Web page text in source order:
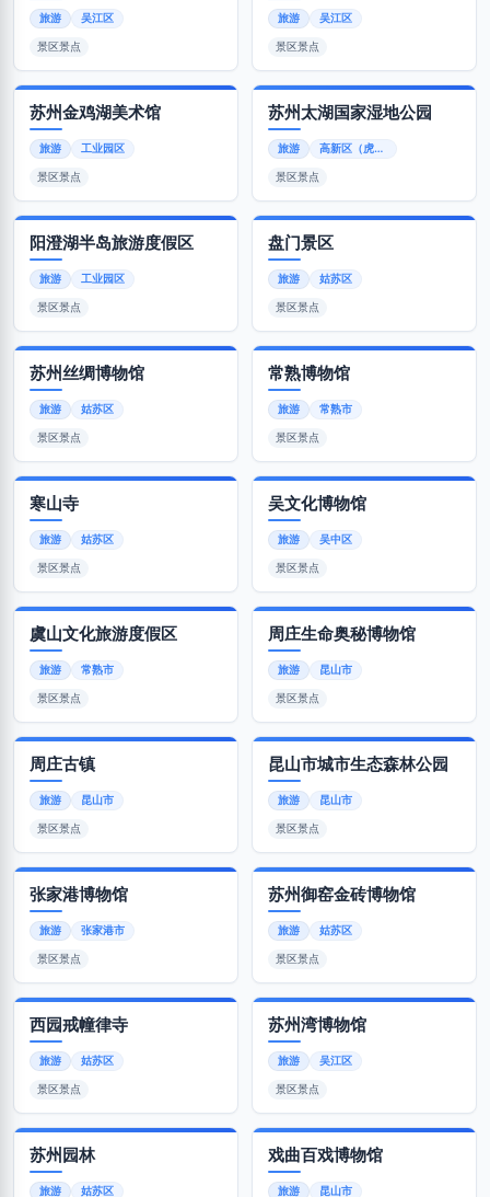
旅游 吴江区
景区景点
旅游 吴江区
景区景点
苏州金鸡湖美术馆
旅游 工业园区
景区景点
苏州太湖国家湿地公园
旅游 高新区（虎丘区）
景区景点
阳澄湖半岛旅游度假区
旅游 工业园区
景区景点
盘门景区
旅游 姑苏区
景区景点
苏州丝绸博物馆
旅游 姑苏区
景区景点
常熟博物馆
旅游 常熟市
景区景点
寒山寺
旅游 姑苏区
景区景点
吴文化博物馆
旅游 吴中区
景区景点
虞山文化旅游度假区
旅游 常熟市
景区景点
周庄生命奥秘博物馆
旅游 昆山市
景区景点
周庄古镇
旅游 昆山市
景区景点
昆山市城市生态森林公园
旅游 昆山市
景区景点
张家港博物馆
旅游 张家港市
景区景点
苏州御窑金砖博物馆
旅游 姑苏区
景区景点
西园戒幢律寺
旅游 姑苏区
景区景点
苏州湾博物馆
旅游 吴江区
景区景点
苏州园林
旅游 姑苏区
戏曲百戏博物馆
旅游 昆山市